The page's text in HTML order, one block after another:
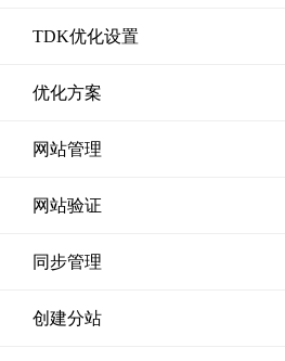
TDK优化设置
优化方案
网站管理
网站验证
同步管理
创建分站